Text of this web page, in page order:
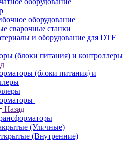
оборудование
оборудование
сварочные станки
и оборудование для DTF
(блоки питания) и контроллеры
(блоки питания) и
Назад
(Уличные)
(Внутренние)